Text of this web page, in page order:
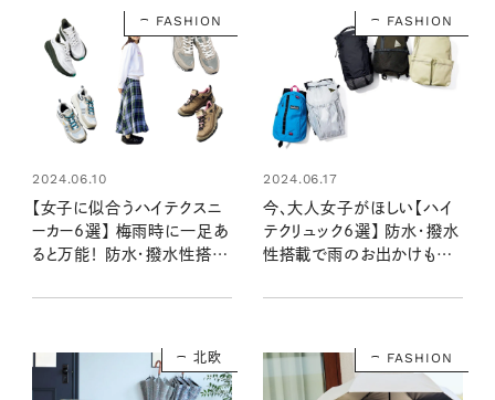
FASHION
2024.06.10
【女子に似合うハイテクスニ
ーカー6選】 梅雨時に一足あ
ると万能！ 防水・撥水性搭載
FASHION
2024.06.17
今、大人女子がほしい【ハイ
テクリュック6選】 防水・撥水
性搭載で雨のお出かけも楽
な毎日使いたいリュック
北欧 FASHION